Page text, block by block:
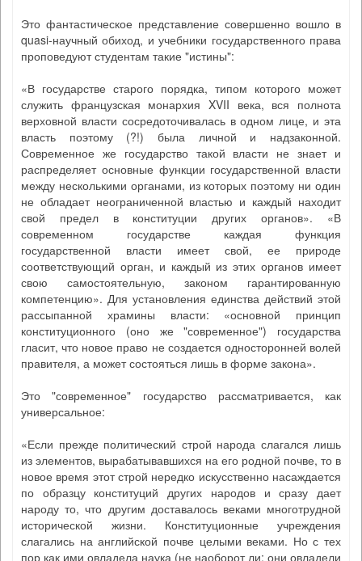
Это фантастическое представление совершенно вошло в
quasi-научный обиход, и учебники государственного права
проповедуют студентам такие "истины":
«В государстве старого порядка, типом которого может
служить французская монархия XVII века, вся полнота
верховной власти сосредоточивалась в одном лице, и эта
власть поэтому (?!) была личной и надзаконной.
Современное же государство такой власти не знает и
распределяет основные функции государственной власти
между несколькими органами, из которых поэтому ни один
не обладает неограниченной властью и каждый находит
свой предел в конституции других органов». «В
современном государстве каждая функция
государственной власти имеет свой, ее природе
соответствующий орган, и каждый из этих органов имеет
свою самостоятельную, законом гарантированную
компетенцию». Для установления единства действий этой
рассыпанной храмины власти: «основной принцип
конституционного (оно же "современное") государства
гласит, что новое право не создается односторонней волей
правителя, а может состояться лишь в форме закона».
Это "современное" государство рассматривается, как
универсальное:
«Если прежде политический строй народа слагался лишь
из элементов, вырабатывавшихся на его родной почве, то в
новое время этот строй нередко искусственно насаждается
по образцу конституций других народов и сразу дает
народу то, что другим доставалось веками многотрудной
исторической жизни. Конституционные учреждения
слагались на английской почве целыми веками. Но с тех
пор как ими овладела наука (не наоборот ли: они овладели